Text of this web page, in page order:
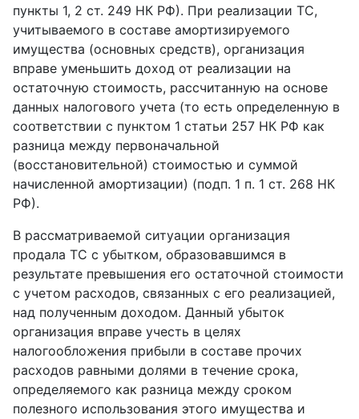
пункты 1, 2 ст. 249 НК РФ). При реализации ТС,
учитываемого в составе амортизируемого
имущества (основных средств), организация
вправе уменьшить доход от реализации на
остаточную стоимость, рассчитанную на основе
данных налогового учета (то есть определенную в
соответствии с пунктом 1 статьи 257 НК РФ как
разница между первоначальной
(восстановительной) стоимостью и суммой
начисленной амортизации) (подп. 1 п. 1 ст. 268 НК
РФ).
В рассматриваемой ситуации организация
продала ТС с убытком, образовавшимся в
результате превышения его остаточной стоимости
с учетом расходов, связанных с его реализацией,
над полученным доходом. Данный убыток
организация вправе учесть в целях
налогообложения прибыли в составе прочих
расходов равными долями в течение срока,
определяемого как разница между сроком
полезного использования этого имущества и